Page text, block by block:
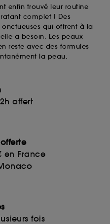
enfin trouvé leur routine
complet ! Des
qui offrent à la
a besoin. Les peaux
reste avec des formules
la peau.
offert
en France
fois